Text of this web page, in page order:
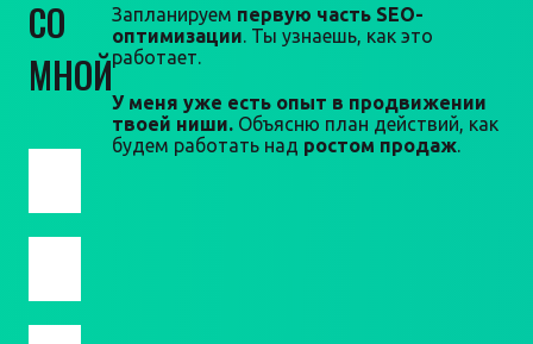
СО
МНОЙ
Запланируем первую часть SEO-
оптимизации. Ты узнаешь, как это
работает.
У меня уже есть опыт в продвижении
твоей ниши. Объясню план действий, как
будем работать над ростом продаж.